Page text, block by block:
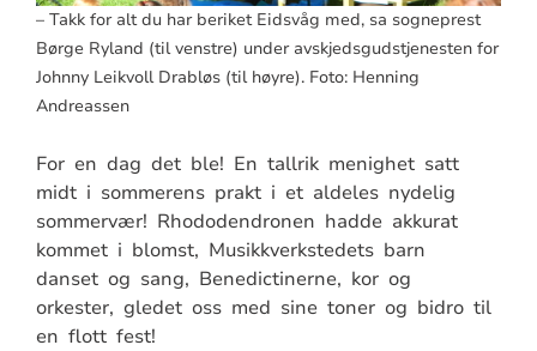
– Takk for alt du har beriket Eidsvåg med, sa sogneprest
Børge Ryland (til venstre) under avskjedsgudstjenesten for
Johnny Leikvoll Drabløs (til høyre). Foto: Henning
Andreassen
For en dag det ble! En tallrik menighet satt
midt i sommerens prakt i et aldeles nydelig
sommervær! Rhododendronen hadde akkurat
kommet i blomst, Musikkverkstedets barn
danset og sang, Benedictinerne, kor og
orkester, gledet oss med sine toner og bidro til
en flott fest!